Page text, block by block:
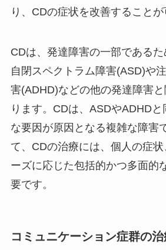
り、CDの症状を改善することが
CDは、発達障害の一部であるた
自閉スペクトラム障害(ASD)や
害(ADHD)などの他の発達障害
ります。CDは、ASDやADHDと
な要因が原因となる複雑な障害
て、CDの治療には、個人の症
ーズに応じた包括的かつ多面的
要です。
コミュニケーション症群の